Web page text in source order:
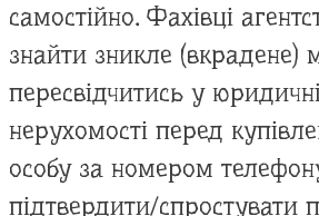
самостійно. Фахівці
знайти зникле (вкрадене)
пересвідчитись у
нерухомості перед
особу за номером
підтвердити/спростувати